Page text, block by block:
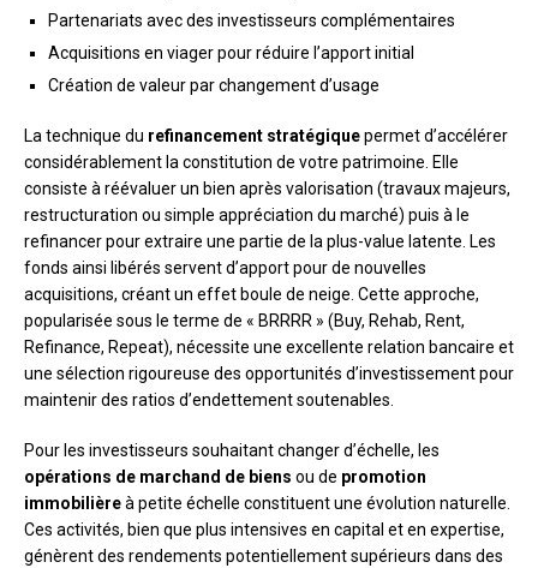
Partenariats avec des investisseurs complémentaires
Acquisitions en viager pour réduire l’apport initial
Création de valeur par changement d’usage
La technique du refinancement stratégiquepermet d’accélérer
considérablement la constitution de votre patrimoine. Elle
consiste à réévaluer un bien après valorisation (travaux majeurs,
restructuration ou simple appréciation du marché) puis à le
refinancer pour extraire une partie de la plus-value latente. Les
fonds ainsi libérés servent d’apport pour de nouvelles
acquisitions, créant un effet boule de neige. Cette approche,
popularisée sous le terme de « BRRRR » (Buy, Rehab, Rent,
Refinance, Repeat), nécessite une excellente relation bancaire et
une sélection rigoureuse des opportunités d’investissement pour
maintenir des ratios d’endettement soutenables.
Pour les investisseurs souhaitant changer d’échelle, les
opérations de marchand de biens ou de promotion
immobilièreà petite échelle constituent une évolution naturelle.
Ces activités, bien que plus intensives en capital et en expertise,
génèrent des rendements potentiellement supérieurs dans des